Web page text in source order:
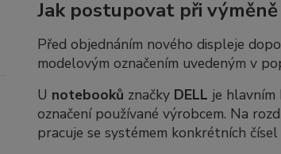
Jak postupovat při
Před objednáním nového displeje
modelovým označením uvedeným v
U notebooků značky DELL je
označení používané výrobcem. Na
pracuje se systémem konkrétních